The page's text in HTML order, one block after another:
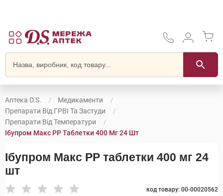
Аптека D.S.
Медикаменти
Препарати Від ГРВІ Та Застуди
Препарати Від Температури
Ібупром Макс РР Таблетки 400 Мг 24 Шт
Ібупром Макс РР таблетки 400 мг 24
шт
код товару: 00-00020562